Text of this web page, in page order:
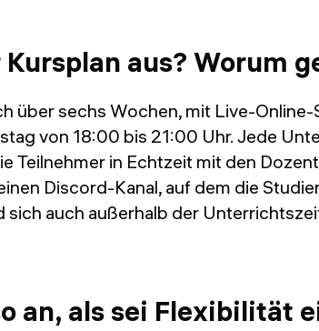
aus? Worum
über sechs Wochen, mit Live-
von 18:00 bis 21:00 Uhr. Jede
Teilnehmer in Echtzeit mit den
Discord-Kanal, auf dem die
sich auch außerhalb der
an, als sei Flexibilität